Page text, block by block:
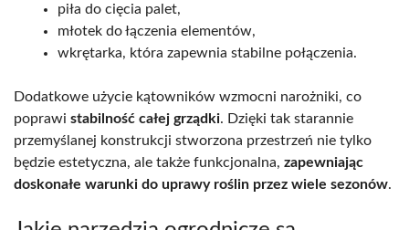
piła do cięcia palet,
młotek do łączenia elementów,
wkrętarka, która zapewnia stabilne połączenia.
Dodatkowe użycie kątowników wzmocni narożniki, co
poprawi stabilność całej grządki. Dzięki tak starannie
przemyślanej konstrukcji stworzona przestrzeń nie tylko
będzie estetyczna, ale także funkcjonalna, zapewniając
doskonałe warunki do uprawy roślin przez wiele sezonów.